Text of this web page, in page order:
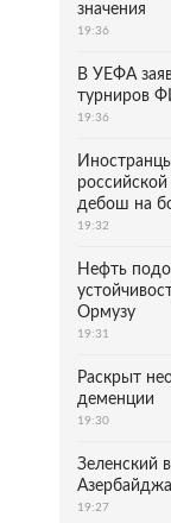
значения
19:36
В УЕФА
турниров
19:36
дебош на
19:32
Нефть
Ормузу
19:31
Раскрыт
деменции
19:30
Зеленский
19:27